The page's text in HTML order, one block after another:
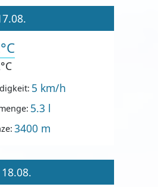
5 km/h
5.3 l
3400 m